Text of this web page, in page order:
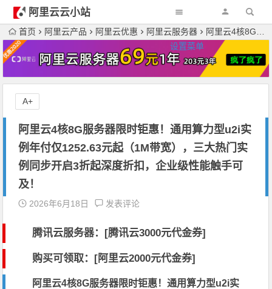
阿里云云小站
设置菜单
首页 阿里云产品 阿里云优惠 阿里云服务器 阿里云4核8G服务器限时钜惠！通用算力型u2i实例年付仅1252.63元起（1M带宽），三大热门实例同步开启3折起深度折扣，企业级性能触手可及！
阿里云4核8G服务器限时钜惠！通用算力型u2i实
例年付仅1252.63元起（1M带宽），三大热门实
例同步开启3折起深度折扣，企业级性能触手可
及！
2026年6月18日 发表评论
腾讯云服务器：[腾讯云3000元代金券]
购买可领取：[阿里云2000元代金券]
阿里云4核8G服务器限时钜惠！通用算力型u2i实
A+